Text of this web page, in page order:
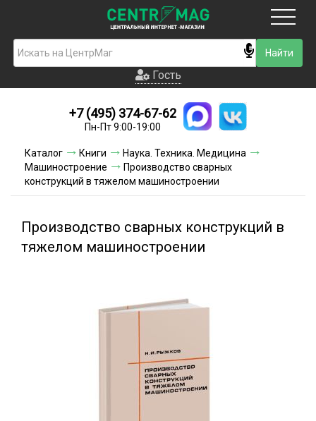
Гость
Новинки
Условия доставки
Условия оплаты
Гость
+7 (495) 374-67-62
Пн-Пт 9:00-19:00
Каталог Книги
Наука. Техника. Медицина
Машиностроение
Производство сварных
конструкций в тяжелом машиностроении
Производство сварных конструкций в
тяжелом машиностроении